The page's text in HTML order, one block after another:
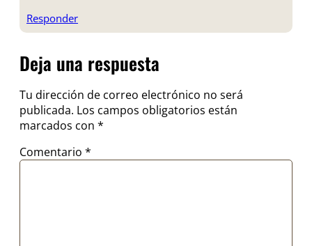
Responder
Deja una respuesta
Tu dirección de correo electrónico no será
publicada. Los campos obligatorios están
marcados con *
Comentario *